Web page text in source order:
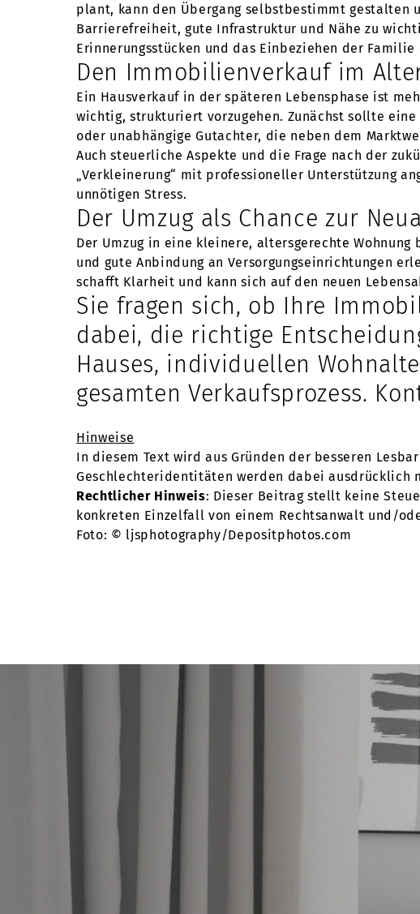
plant, kann den Übergang selbstbestimmt gestalten
Barrierefreiheit, gute Infrastruktur und Nähe zu
Erinnerungsstücken und das Einbeziehen der
Den Immobilienverkauf im
Ein Hausverkauf in der späteren Lebensphase ist
wichtig, strukturiert vorzugehen. Zunächst sollte
oder unabhängige Gutachter, die neben dem
Auch steuerliche Aspekte und die Frage nach der
„Verkleinerung“ mit professioneller Unterstützung
unnötigen Stress.
Der Umzug als Chance zur
Der Umzug in eine kleinere, altersgerechte
und gute Anbindung an Versorgungseinrichtungen
schafft Klarheit und kann sich auf den neuen
Sie fragen sich, ob Ihre
dabei, die richtige
Hauses, individuellen
gesamten Verkaufsprozess.
Hinweise
In diesem Text wird aus Gründen der besseren
Geschlechteridentitäten werden dabei ausdrücklich
Rechtlicher Hinweis: Dieser Beitrag stellt keine
konkreten Einzelfall von einem Rechtsanwalt und/
Foto: © ljsphotography/Depositphotos.com